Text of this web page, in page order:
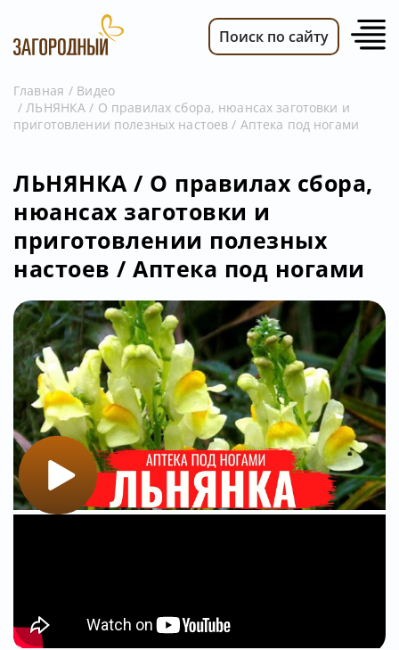
ВИДЕО
ПЕРЕДАЧИ
ТЕЛЕПРОГРАММА
РЕКЛАМОДАТЕЛЯМ
Поиск по сайту
Главная
Видео
ЛЬНЯНКА / О правилах сбора, нюансах заготовки и
приготовлении полезных настоев / Аптека под ногами
ЛЬНЯНКА / О правилах сбора,
нюансах заготовки и
приготовлении полезных
настоев / Аптека под ногами